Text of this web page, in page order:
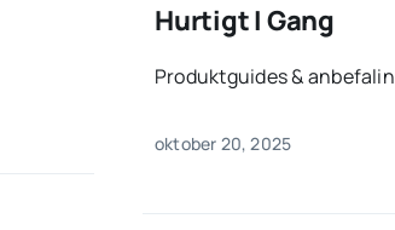
Hurtigt I Gang
Produktguides &
oktober 20, 2025